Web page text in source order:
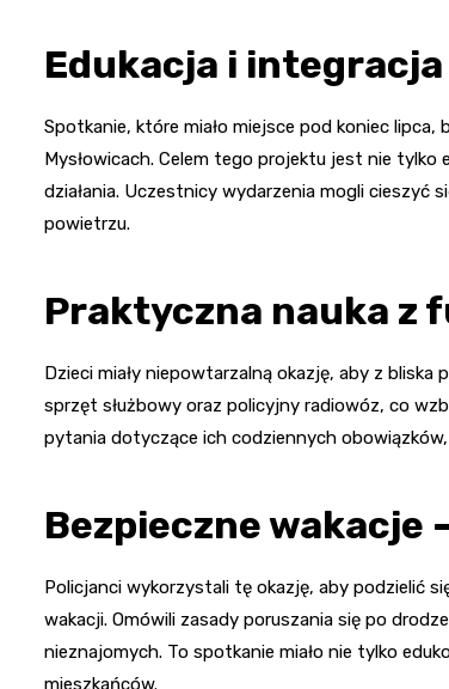
Edukacja i integracja
Spotkanie, które miało miejsce pod koniec lipca,
Mysłowicach. Celem tego projektu jest nie tylko
działania. Uczestnicy wydarzenia mogli cieszyć
powietrzu.
Praktyczna nauka z
Dzieci miały niepowtarzalną okazję, aby z
sprzęt służbowy oraz policyjny radiowóz, co
pytania dotyczące ich codziennych
Bezpieczne wakacje
Policjanci wykorzystali tę okazję, aby podzielić
wakacji. Omówili zasady poruszania się po
nieznajomych. To spotkanie miało nie tylko
mieszkańców.